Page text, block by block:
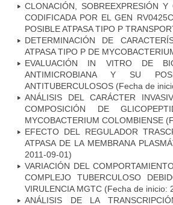
CLONACIÓN, SOBREEXPRESIÓN
CODIFICADA POR EL GEN
POSIBLE ATPASA TIPO P
DETERMINACIÓN DE
ATPASA TIPO P DE
EVALUACIÓN IN VITRO DE
ANTIMICROBIANA Y SU
ANTITUBERCULOSOS (Fecha de
ANÁLISIS DEL CARÁCTER
COMPOSICIÓN DE
MYCOBACTERIUM COLOMBIENSE
EFECTO DEL REGULADOR
ATPASA DE LA MEMBRANA
2011-09-01)
VARIACIÓN DEL
COMPLEJO TUBERCULOSO
VIRULENCIA MGTC (Fecha de inicio:
ANÁLISIS DE LA